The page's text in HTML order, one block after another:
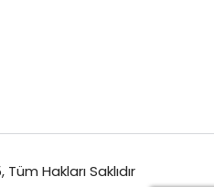
Hakları Saklıdır